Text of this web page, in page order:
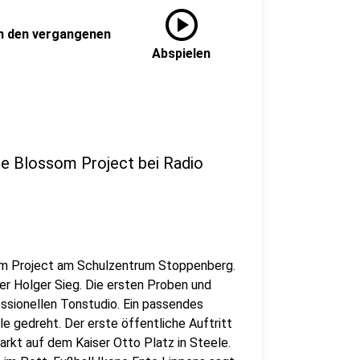
den vergangenen
play_circle
Abspielen
Blossom Project bei Radio
Project am Schulzentrum Stoppenberg.
Holger Sieg. Die ersten Proben und
Tonstudio. Ein passendes
gedreht. Der erste öffentliche Auftritt
auf dem Kaiser Otto Platz in Steele.